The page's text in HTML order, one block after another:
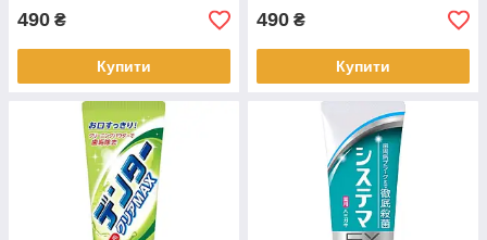
490 ₴
Купити
490 ₴
Купити